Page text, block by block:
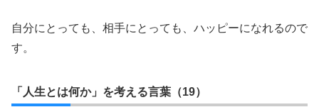
自分にとっても、相手にとっても、ハッピーになれるので
す。
「人生とは何か」を考える言葉（19）